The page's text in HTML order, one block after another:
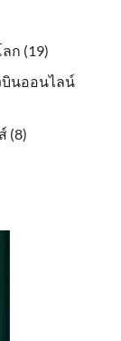
ก (19)
บินออนไลน์
(8)